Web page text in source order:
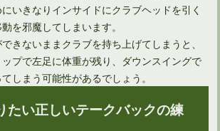
ー2本の是非とその効果について
いきなりインサイドにクラブヘッドを引く
を邪魔してしまいます。
きないままクラブを持ち上げてしまうと、
プで左足に体重が残り、ダウンスイングで
しまう可能性があるでしょう。
たい正しいテークバックの練